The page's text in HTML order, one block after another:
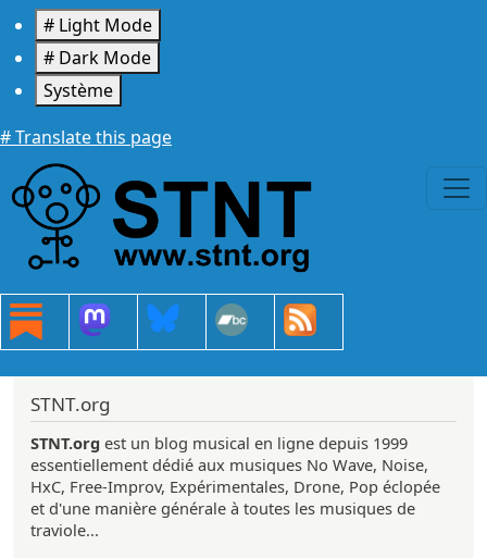
Aller au contenu principal
# Light Mode
# Dark Mode
Système
# Translate this page
STNT.org
STNT.org est un blog musical en ligne depuis 1999
essentiellement dédié aux musiques No Wave, Noise,
HxC, Free-Improv, Expérimentales, Drone, Pop éclopée
et d'une manière générale à toutes les musiques de
traviole...